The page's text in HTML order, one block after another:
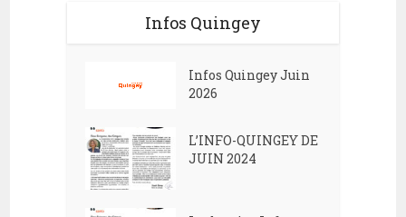
Infos Quingey
Infos Quingey Juin
2026
L’INFO-QUINGEY DE
JUIN 2024